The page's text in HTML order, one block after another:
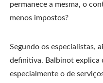
permanece a mesma, o
menos impostos?
Segundo os especialistas,
definitiva. Balbinot explica
especialmente o de